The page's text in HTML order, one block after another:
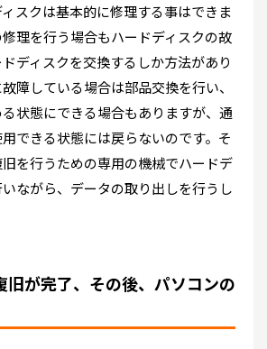
スクは基本的に修理する事はできま
理を行う場合もハードディスクの故
ディスクを交換するしか方法があり
障している場合は部品交換を行い、
状態にできる場合もありますが、通
できる状態には戻らないのです。そ
を行うための専用の機械でハードデ
ながら、データの取り出しを行うし
旧が完了、その後、パソコンの